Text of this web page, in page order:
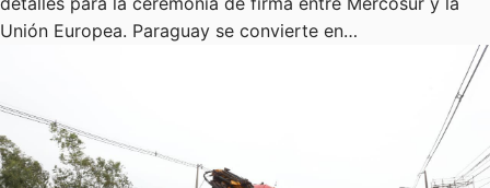
Unión Europea. Paraguay se convierte en…